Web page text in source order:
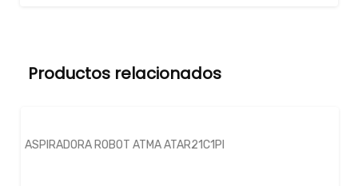
Productos relacionados
ASPIRADORA ROBOT ATMA ATAR21C1PI